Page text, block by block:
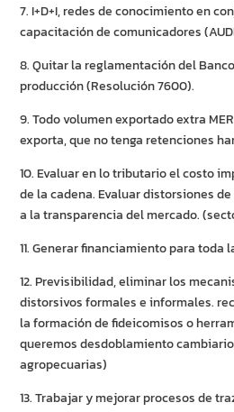
7. I+D+I, redes de conocimiento en
capacitación de comunicadores
8. Quitar la reglamentación del
producción (Resolución 7600).
9. Todo volumen exportado extra
exporta, que no tenga retenciones
10. Evaluar en lo tributario el costo
de la cadena. Evaluar distorsiones
a la transparencia del mercado.
11. Generar financiamiento para toda
12. Previsibilidad, eliminar los
distorsivos formales e informales.
la formación de fideicomisos o
queremos desdoblamiento
agropecuarias)
13. Trabajar y mejorar procesos de